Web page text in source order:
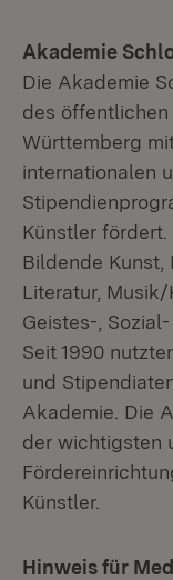
Akademie
Die Akademie
des
Württemberg
internationalen
Künstler
Bildende Kunst,
Literatur,
Geistes-,
Seit 1990
und
Akademie. Die
der wichtigsten
Künstler.
Hinweis für